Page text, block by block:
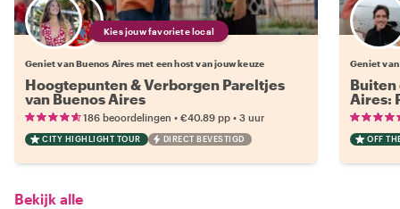
Kies jouw favoriete local
Geniet van Buenos Aires met een host van jouw keuze
Hoogtepunten & Verborgen Pareltjes
van Buenos Aires
186 beoordelingen • €40.89 pp • 3 uur
CITY HIGHLIGHT TOUR DIRECT BEVESTIGD
Geniet
Buiten
Aires:
OFF
Bekijk alle